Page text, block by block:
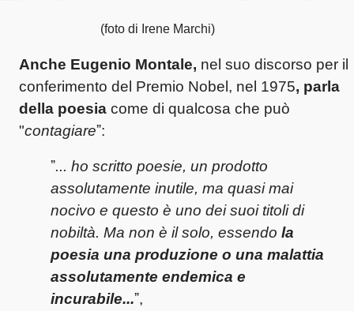
di Irene Marchi)
Anche Eugenio Montale, nel suo discorso per il
conferimento del Premio Nobel, nel 1975, parla
della poesia come di qualcosa che può
"contagiareˮ:
ˮ... ho scritto poe­sie, un pro­dotto
assolutamente inu­tile, ma quasi mai
nocivo e que­sto è uno dei suoi titoli di
nobiltà. Ma non è il solo, essendo la
poe­sia una pro­du­zione o una malat­tia
assolutamente ende­mica e
incurabile...ˮ,